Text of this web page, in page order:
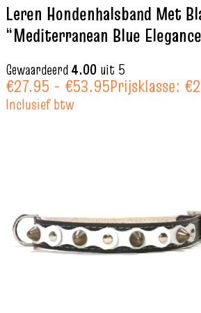
Leren Hondenhalsband Met
“Mediterranean Blue
Gewaardeerd4.00 uit 5
€27.95 - €53.95Prijsklasse:
Inclusief btw